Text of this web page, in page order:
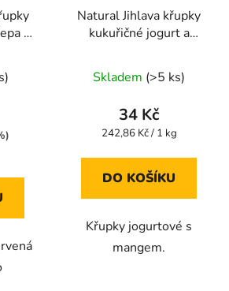
a
Natural Jihlava křupky
kukuřičné jogurt a
hodnocení
produktu
je
z
Skladem (>5 ks)
34 Kč
Měrná
242,86 Kč / 1 kg
DO KOŠÍKU
Křupky jogurtové s
mangem.